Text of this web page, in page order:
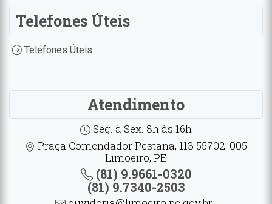
Telefones Úteis
Telefones Úteis
Atendimento
Seg. à Sex. 8h às 16h
Praça Comendador Pestana, 113 55702-005
Limoeiro, PE
(81) 9.9661-0320
(81) 9.7340-2503